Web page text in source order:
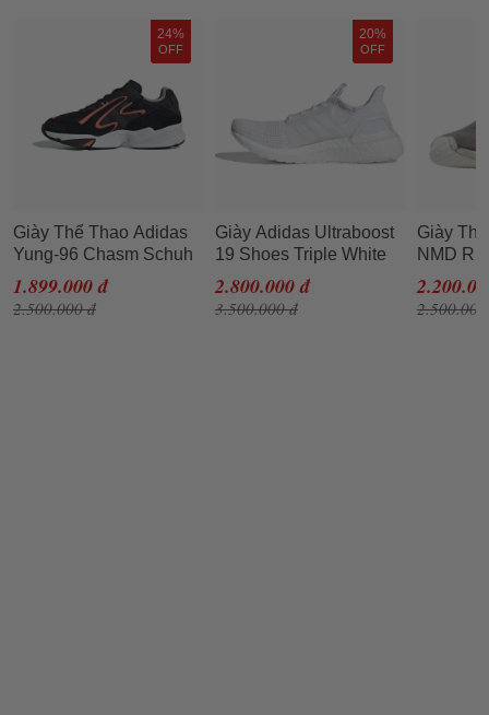
24%
OFF
Giày Thể Thao Adidas
Yung-96 Chasm Schuh
Màu Đen Size 38
1.899.000 đ
2.500.000 đ
20%
OFF
Giày Adidas Ultraboost
19 Shoes Triple White
G54008 Màu Trắng
2.800.000 đ
3.500.000 đ
Giày
NMD
BY8762